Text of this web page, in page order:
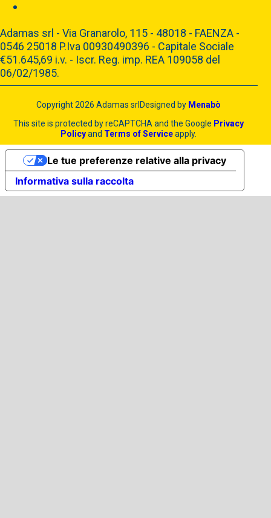
Adamas srl - Via Granarolo, 115 - 48018 - FAENZA -
0546 25018 P.Iva 00930490396 - Capitale Sociale
€51.645,69 i.v. - Iscr. Reg. imp. REA 109058 del
06/02/1985.
Copyright 2026 Adamas srl Designed by Menabò
This site is protected by reCAPTCHA and the Google Privacy
Policyand Terms of Serviceapply.
Informativa sulla raccolta
Le tue preferenze relative alla privacy